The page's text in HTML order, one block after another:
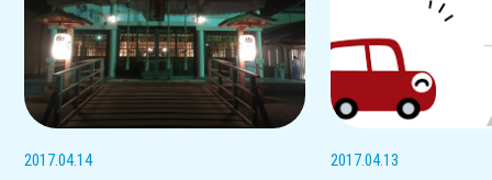
2017.04.14 2017.04.13